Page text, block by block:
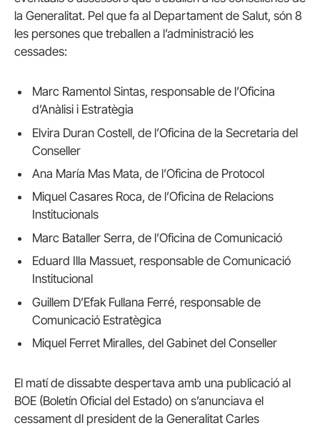
la Generalitat. Pel que fa al Departament de Salut, són 8
les persones que treballen a l’administració les
cessades:
Marc Ramentol Sintas, responsable de l’Oficina
d’Anàlisi i Estratègia
Elvira Duran Costell, de l’Oficina de la Secretaria del
Conseller
Ana María Mas Mata, de l’Oficina de Protocol
Miquel Casares Roca, de l’Oficina de Relacions
Institucionals
Marc Bataller Serra, de l’Oficina de Comunicació
Eduard Illa Massuet, responsable de Comunicació
Institucional
Guillem D’Efak Fullana Ferré, responsable de
Comunicació Estratègica
Miquel Ferret Miralles, del Gabinet del Conseller
El matí de dissabte despertava amb una publicació al
BOE (Boletín Oficial del Estado) on s’anunciava el
cessament dl president de la Generalitat Carles